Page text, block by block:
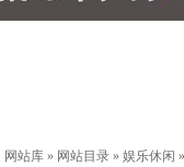
网站库 » 网站目录 » 娱乐休闲